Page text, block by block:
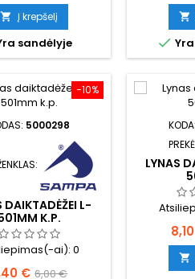
kaina
 Į krepšelį
sandėlyje


−10%
5000298
DAIKTADĖŽEI L-
K.P.
ai):0
€ Bazinė
6,00 €
LYNAS
